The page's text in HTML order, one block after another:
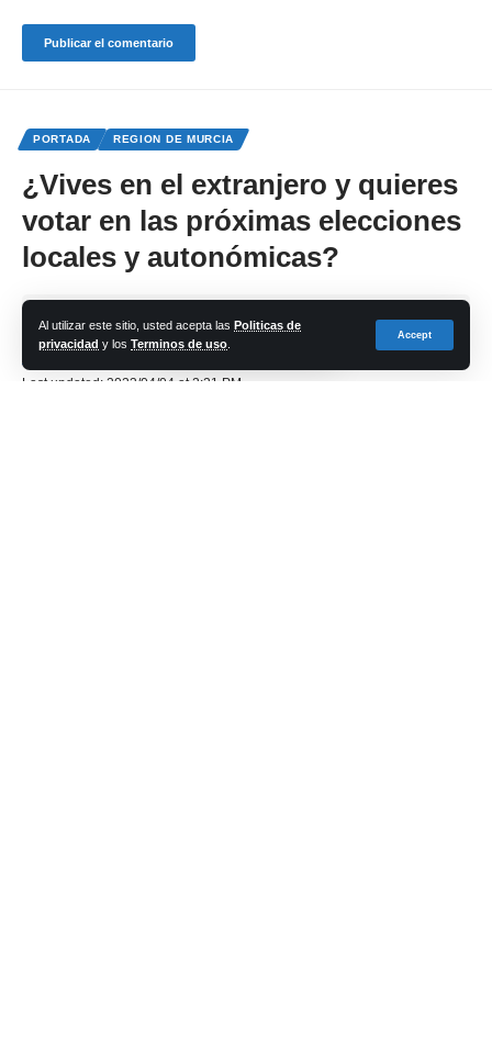
Al utilizar este sitio, usted acepta las Politicas de
privacidad y los Terminos de uso
Accept
PORTADA REGION DE MURCIA
¿Vives en el extranjero y quieres
votar en las próximas elecciones
locales y autonómicas?
Last updated: 2023/04/04 at 2:21 PM